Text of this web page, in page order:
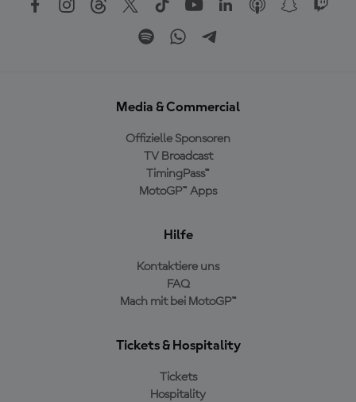
Media & Commercial
Offizielle Sponsoren
TV Broadcast
TimingPass™
MotoGP™ Apps
Hilfe
Kontaktiere uns
FAQ
Mach mit bei MotoGP™
Tickets & Hospitality
Tickets
Hospitality